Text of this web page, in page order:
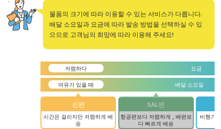
물품의 크기에 따라 이용할 수 있는 서비스가 다릅니다.
배달 소요일과 요금에 따라 발송 방법을 선택하실 수 있
으므로 고객님의 희망에 따라 이용해 주세요!
저렴하다 요금
여유가 있을 때 배달 소요일
선편
시간은 걸리지만 저렴하게 배
송
SAL편
항공편보다 저렴하게 , 배편보
다 빠르게 배송
비행기